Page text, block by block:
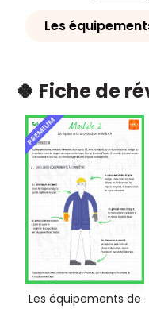
Les
🍀 Fiche de
PREMIUM
Les équipements de